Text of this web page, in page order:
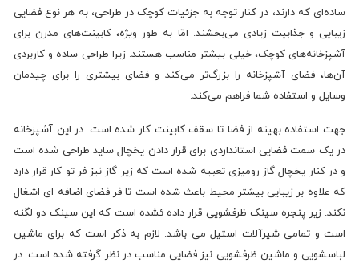
ساده‌ای که دارند، در کنار توجه به جزئیات کوچک در طراحی، به هر نوع فضایی
زیبایی و جذابیت زیادی می‌بخشند. امّا به طور ویژه، کابینت‌های مدرن برای
آشپزخانه‌های کوچک، خیلی بیشتر مناسب هستند. زیرا طراحی ساده و کاربردی
آن‌ها، فضای آشپزخانه را بزرگ‌تر می‌کند و فضای بیشتری را برای چیدمان
وسایل و استفاده شما فراهم می‌کند.
جهت استفاده بهینه از فضا تا سقف کابینت کار شده است. در این آشپزخانه
در یک سمت فضایی استانداردی برای قرار دادن یخچال ساید طراحی شده است
و در کنار یخچال گاز رومیزی تعبیه شده است که زیر گاز نیز فر تو کار قرار دارد
که علاوه بر زیبایی بیشتر محیط باعث شده است تا فر فضای اضافه ای اشغال
نکند. زیر پنجره سینک ظرفشویی قرار داده ئشده است که این سینک دو لگنه
است و تمامی شیرآلات استیل می باشد. لازم به ذکر است که برای ماشین
لباسشویی و ماشین ظرفشویی نیز فضایی مناسب در نظر گرفته شده است. در